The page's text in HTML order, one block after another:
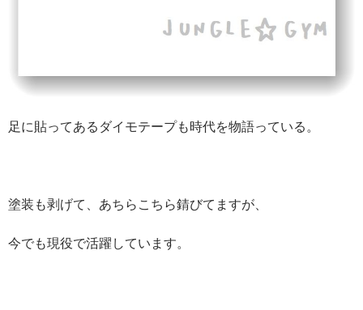
足に貼ってあるダイモテープも時代を物語っている。
塗装も剥げて、あちらこちら錆びてますが、
今でも現役で活躍しています。